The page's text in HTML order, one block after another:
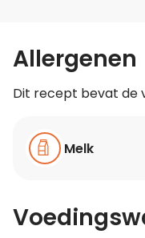
Allergenen
Dit recept bevat de
Melk